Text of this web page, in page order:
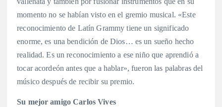
momento no se habían visto en el gremio musical. «Este
reconocimiento de Latín Grammy tiene un significado
enorme, es una bendición de Dios… es un sueño hecho
realidad. Es un reconocimiento a ese niño que aprendió a
tocar acordeón antes que a hablar», fueron las palabras del
músico después de recibir su premio.
Su mejor amigo Carlos Vives